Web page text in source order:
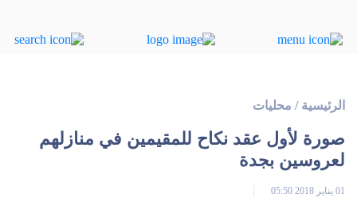
الرئيسية / محليات
صورة لأول عقد نكاح للمقيمين في منازلهم
لعروسين بجدة
01 يناير 2018 05:50